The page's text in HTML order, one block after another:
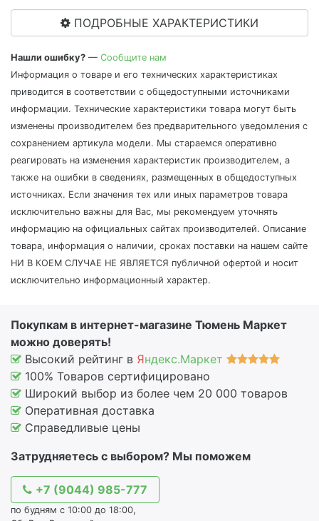
ПОДРОБНЫЕ ХАРАКТЕРИСТИКИ
Нашли ошибку? — Сообщите нам
Информация о товаре и его технических характеристиках
приводится в соответствии с общедоступными источниками
информации. Технические характеристики товара могут быть
изменены производителем без предварительного уведомления с
сохранением артикула модели. Мы стараемся оперативно
реагировать на изменения характеристик производителем, а
также на ошибки в сведениях, размещенных в общедоступных
источниках. Если значения тех или иных параметров товара
исключительно важны для Вас, мы рекомендуем уточнять
информацию на официальных сайтах производителей. Описание
товара, информация о наличии, сроках поставки на нашем сайте
НИ В КОЕМ СЛУЧАЕ НЕ ЯВЛЯЕТСЯ публичной офертой и носит
исключительно информационный характер.
Покупкам в интернет-магазине Тюмень Маркет
можно доверять!
Высокий рейтинг в Яндекс.Маркет
100% Товаров сертифицировано
Широкий выбор из более чем 20 000 товаров
Оперативная доставка
Справедливые цены
Затрудняетесь с выбором? Мы поможем
+7 (9044) 985-777
по будням с 10:00 до 18:00,